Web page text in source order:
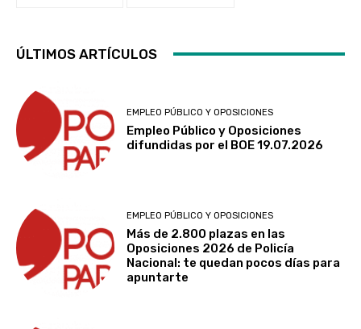
ÚLTIMOS ARTÍCULOS
EMPLEO PÚBLICO Y OPOSICIONES
Empleo Público y Oposiciones
difundidas por el BOE 19.07.2026
EMPLEO PÚBLICO Y OPOSICIONES
Más de 2.800 plazas en las
Oposiciones 2026 de Policía
Nacional: te quedan pocos días para
apuntarte